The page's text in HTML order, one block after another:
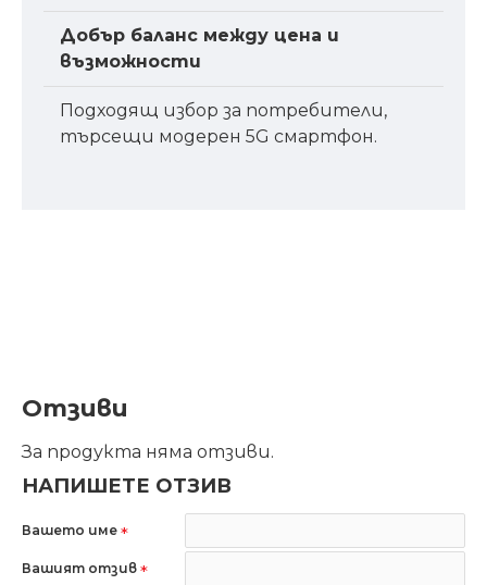
Добър баланс между цена и
възможности
Подходящ избор за потребители,
търсещи модерен 5G смартфон.
Отзиви
За продукта няма отзиви.
НАПИШЕТЕ ОТЗИВ
Вашето име
Вашият отзив